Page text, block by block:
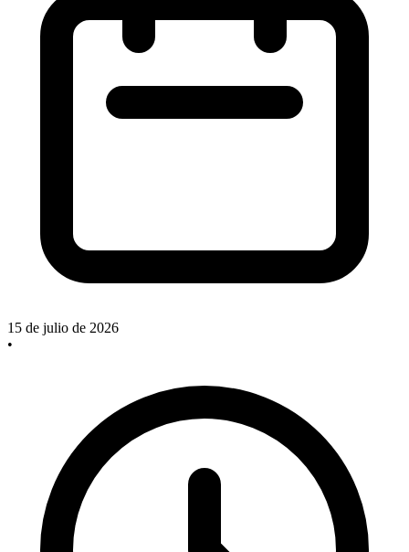
15 de julio de 2026
•